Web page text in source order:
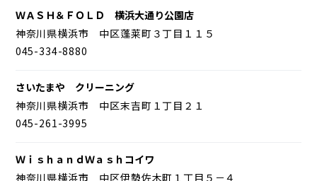
ＷＡＳＨ＆ＦＯＬＤ 横浜大通り公園店
神奈川県横浜市 中区蓬莱町３丁目１１５
045-334-8880
さいたまや クリーニング
神奈川県横浜市 中区末吉町１丁目２１
045-261-3995
ＷｉｓｈａｎｄＷａｓｈコイワ
神奈川県横浜市 中区伊勢佐木町１丁目５－４